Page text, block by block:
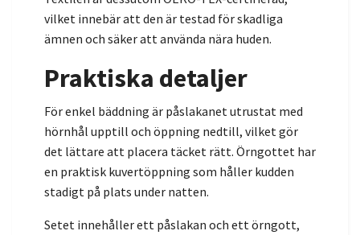
vilket innebär att den är testad för skadliga
ämnen och säker att använda nära huden.
Praktiska detaljer
För enkel bäddning är påslakanet utrustat med
hörnhål upptill och öppning nedtill, vilket gör
det lättare att placera täcket rätt. Örngottet har
en praktisk kuvertöppning som håller kudden
stadigt på plats under natten.
Setet innehåller ett påslakan och ett örngott,